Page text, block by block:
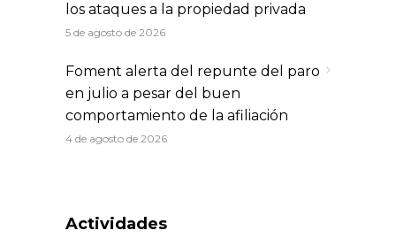
los ataques a la propiedad privada
5 de agosto de 2026
Foment alerta del repunte del paro
en julio a pesar del buen
comportamiento de la afiliación
4 de agosto de 2026
Actividades